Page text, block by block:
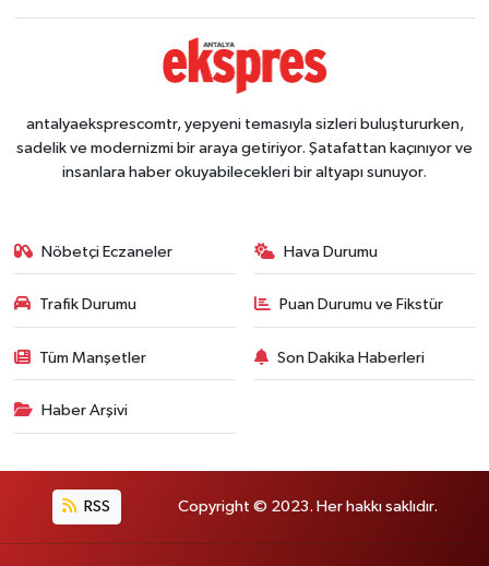
antalyaeksprescomtr, yepyeni temasıyla sizleri buluştururken,
sadelik ve modernizmi bir araya getiriyor. Şatafattan kaçınıyor ve
insanlara haber okuyabilecekleri bir altyapı sunuyor.
Nöbetçi Eczaneler Hava Durumu
Trafik Durumu Puan Durumu ve Fikstür
Tüm Manşetler Son Dakika Haberleri
Haber Arşivi
RSS Copyright © 2023. Her hakkı saklıdır.